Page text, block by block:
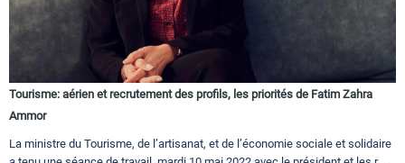
Tourisme: aérien et recrutement des profils, les priorités de Fatim Zahra
Ammor
La ministre du Tourisme, de l’artisanat, et de l’économie sociale et solidaire